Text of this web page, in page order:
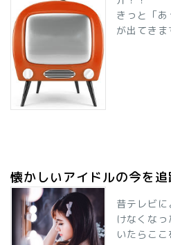
きっと「
が出てきま
懐かしいアイドルの今を追
昔テレビ
けなくな
いたらここ